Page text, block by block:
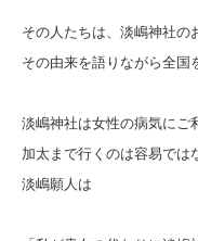
その人たちは、淡嶋神社の
その由来を語りながら全国
淡嶋神社は女性の病気にご
加太まで行くのは容易では
淡嶋願人は